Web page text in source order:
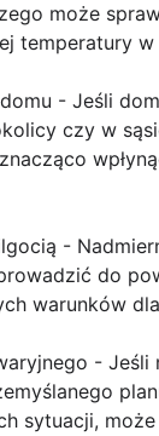
może
temperatury w
domu - Jeśli
czy w
-
do
warunków
- Jeśli
sytuacji,